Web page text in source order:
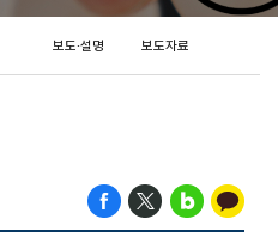
보도·설명 보도자료